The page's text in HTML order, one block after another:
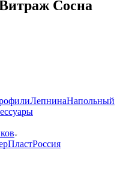
Сосна
ЛепнинаНапольный
Россия